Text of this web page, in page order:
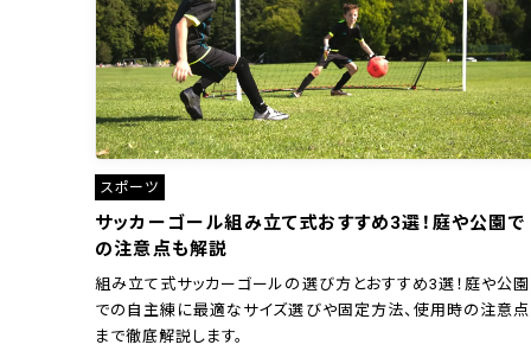
スポーツ
サッカーゴール組み立て式おすすめ3選！庭や公園で
の注意点も解説
組み立て式サッカーゴールの選び方とおすすめ3選！庭や公園
での自主練に最適なサイズ選びや固定方法、使用時の注意点
まで徹底解説します。